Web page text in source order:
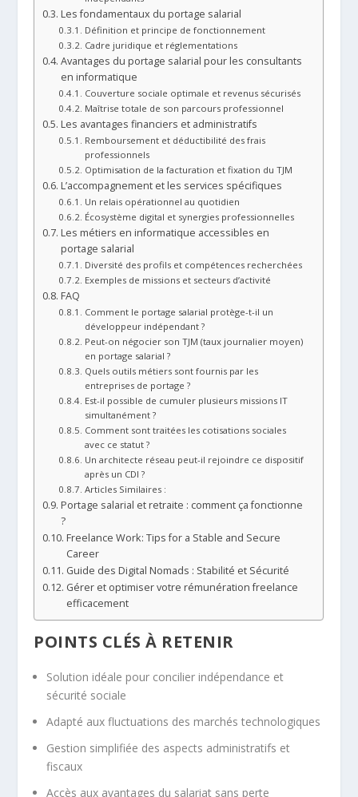
Les fondamentaux du portage salarial
Définition et principe de fonctionnement
Cadre juridique et réglementations
Avantages du portage salarial pour les consultants
en informatique
Couverture sociale optimale et revenus sécurisés
Maîtrise totale de son parcours professionnel
Les avantages financiers et administratifs
Remboursement et déductibilité des frais
professionnels
Optimisation de la facturation et fixation du TJM
L’accompagnement et les services spécifiques
Un relais opérationnel au quotidien
Écosystème digital et synergies professionnelles
Les métiers en informatique accessibles en
portage salarial
Diversité des profils et compétences recherchées
Exemples de missions et secteurs d’activité
FAQ
Comment le portage salarial protège-t-il un
développeur indépendant ?
Peut-on négocier son TJM (taux journalier moyen)
en portage salarial ?
Quels outils métiers sont fournis par les
entreprises de portage ?
Est-il possible de cumuler plusieurs missions IT
simultanément ?
Comment sont traitées les cotisations sociales
avec ce statut ?
Un architecte réseau peut-il rejoindre ce dispositif
après un CDI ?
Articles Similaires :
Portage salarial et retraite : comment ça fonctionne
?
Freelance Work: Tips for a Stable and Secure
Career
Guide des Digital Nomads : Stabilité et Sécurité
Gérer et optimiser votre rémunération freelance
efficacement
POINTS CLÉS À RETENIR
Solution idéale pour concilier indépendance et
sécurité sociale
Adapté aux fluctuations des marchés technologiques
Gestion simplifiée des aspects administratifs et
fiscaux
Accès aux avantages du salariat sans perte